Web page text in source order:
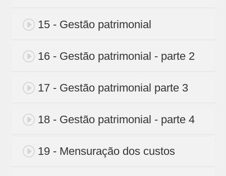
15 - Gestão patrimonial
16 - Gestão patrimonial - parte 2
17 - Gestão patrimonial parte 3
18 - Gestão patrimonial - parte 4
19 - Mensuração dos custos